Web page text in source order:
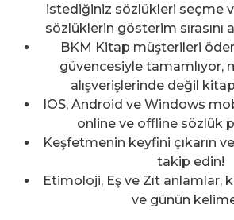
istediğiniz sözlükleri seçme
sözlüklerin gösterim sırasını
BKM Kitap müşterileri
güvencesiyle tamamlıyor,
alışverişlerinde değil
IOS, Android ve Windows
online ve offline sözlük
Keşfetmenin keyfini çıkarın
takip edin!
Etimoloji, Eş ve Zıt anlamlar,
ve günün